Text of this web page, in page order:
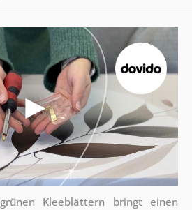
Kleeblättern bringt einen